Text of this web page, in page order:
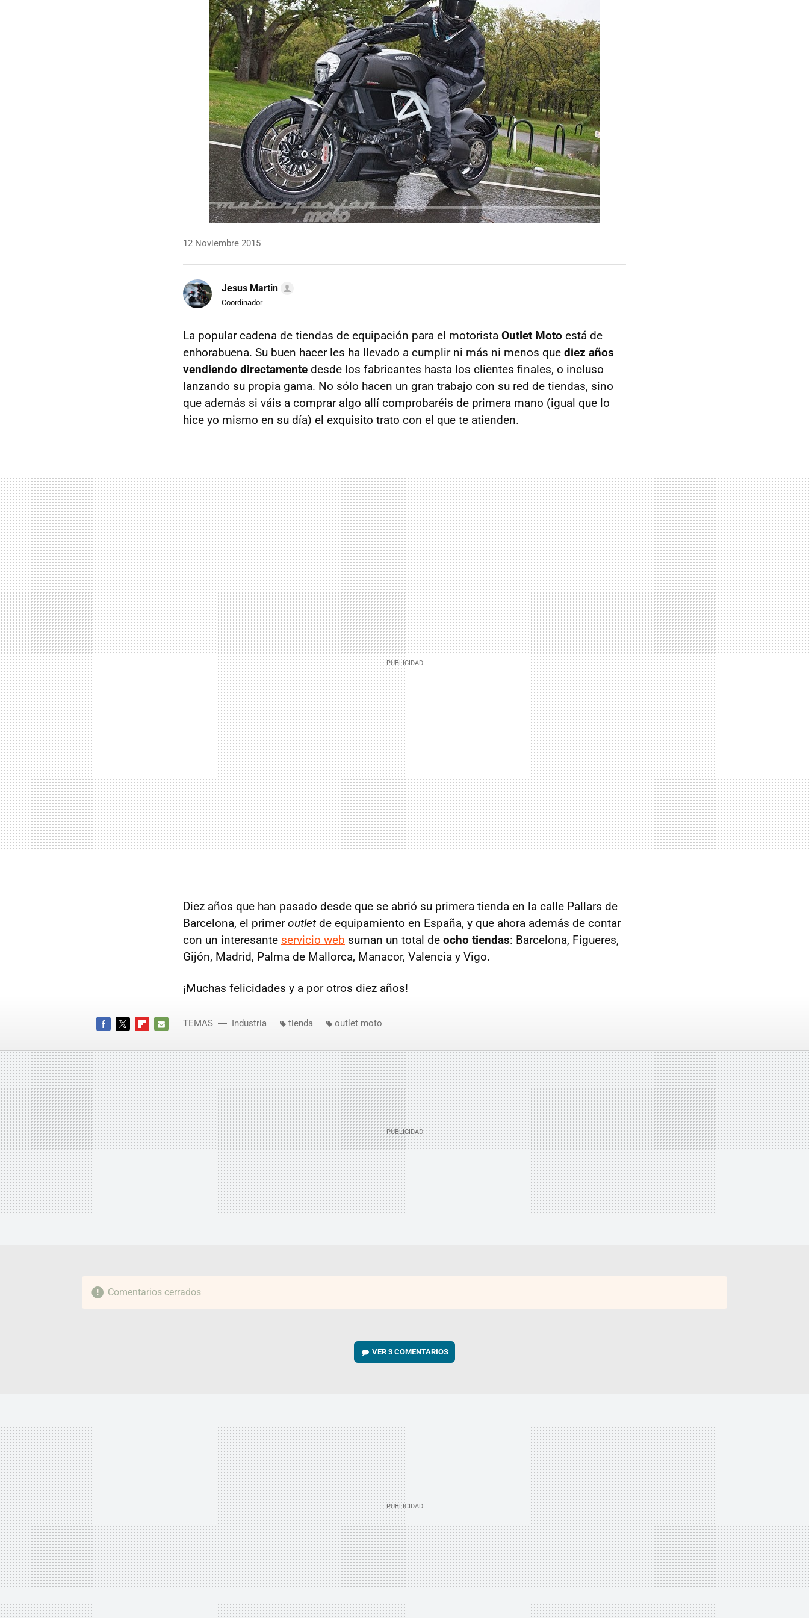
12 Noviembre 2015
Jesus Martin
Coordinador
La popular cadena de tiendas de equipación para el motorista Outlet Moto está de
enhorabuena. Su buen hacer les ha llevado a cumplir ni más ni menos que diez años
vendiendo directamente desde los fabricantes hasta los clientes finales, o incluso
lanzando su propia gama. No sólo hacen un gran trabajo con su red de tiendas, sino
que además si váis a comprar algo allí comprobaréis de primera mano (igual que lo
hice yo mismo en su día) el exquisito trato con el que te atienden.
Diez años que han pasado desde que se abrió su primera tienda en la calle Pallars de
Barcelona, el primeroutlet de equipamiento en España, y que ahora además de contar
con un interesante servicio web suman un total de ocho tiendas: Barcelona, Figueres,
Gijón, Madrid, Palma de Mallorca, Manacor, Valencia y Vigo.
¡Muchas felicidades y a por otros diez años!
MAIL
TEMAS Industria tienda outlet moto
Comentarios cerrados
VER3 COMENTARIOS